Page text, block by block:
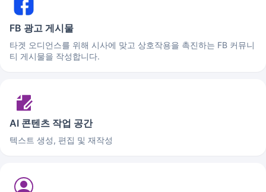
FB 광고 게시물
타겟 오디언스를 위해 시사에 맞고 상호작용을 촉진하는 FB 커뮤니
티 게시물을 작성합니다.
AI 콘텐츠 작업 공간
텍스트 생성, 편집 및 재작성